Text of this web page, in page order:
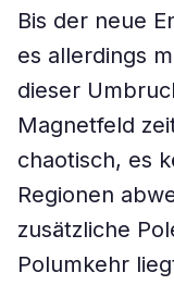
Bis der neue
es allerdings
dieser
Magnetfeld
chaotisch, es
Regionen
zusätzliche
Polumkehr